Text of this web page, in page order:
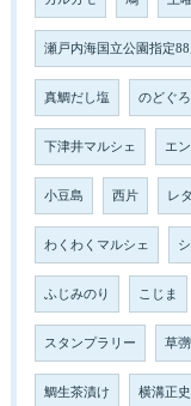
瀬戸内海国立公園指定
真鯛だし塩 のどぐ
下津井マルシェ エ
小豆島 西片 レ
わくわくマルシェ
ふじみのり こじま
スタンプラリー 草
鯛生茶漬け 横溝正史